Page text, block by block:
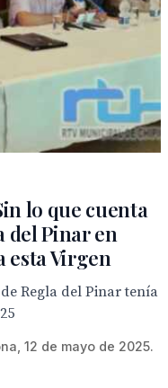
lo que cuenta
del Pinar en
esta Virgen
Regla del Pinar tenía
12 de mayo de 2025.